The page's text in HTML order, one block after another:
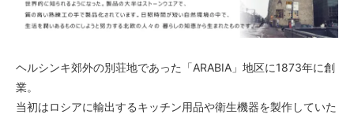
ヘルシンキ郊外の別荘地であった「ARABIA」地区に1873年に創
業。
当初はロシアに輸出するキッチン用品や衛生機器を製作していた